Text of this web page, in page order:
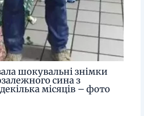
шокувальні знімки
сина з
місяців – фото